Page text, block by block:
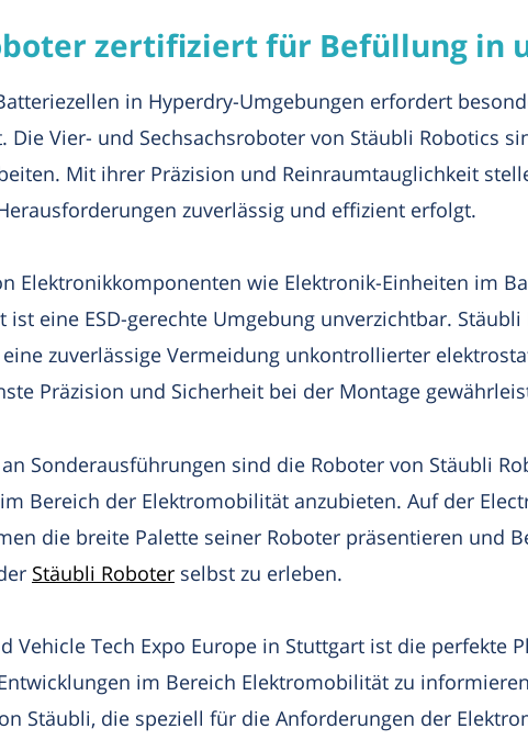
zertifiziert für Befüllung in
in Hyperdry-Umgebungen erfordert
Die Vier- und Sechsachsroboter von Stäubli Robotics
Mit ihrer Präzision und Reinraumtauglichkeit
zuverlässig und effizient erfolgt.
Elektronikkomponenten wie Elektronik-Einheiten im
eine ESD-gerechte Umgebung unverzichtbar.
zuverlässige Vermeidung unkontrollierter
Präzision und Sicherheit bei der Montage
Sonderausführungen sind die Roboter von Stäubli
Bereich der Elektromobilität anzubieten. Auf der
die breite Palette seiner Roboter präsentieren und
Stäubli Roboter selbst zu erleben.
Vehicle Tech Expo Europe in Stuttgart ist die perfekte
im Bereich Elektromobilität zu
Stäubli, die speziell für die Anforderungen der